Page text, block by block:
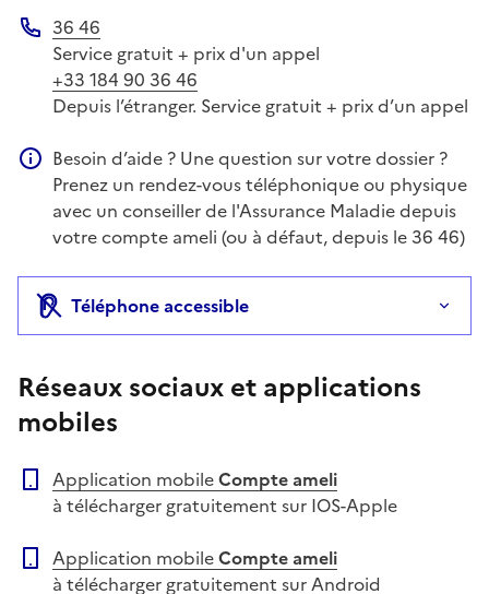
Téléphone
36 46
Service gratuit + prix d'un appel
+33 184 90 36 46
Depuis l’étranger. Service gratuit + prix d’un appel
Information complémentaire
Besoin d’aide ? Une question sur votre dossier ?
Prenez un rendez-vous téléphonique ou physique
avec un conseiller de l'Assurance Maladie depuis
votre compte ameli (ou à défaut, depuis le 36 46)
Téléphone accessible
Réseaux sociaux et applications
mobiles
Application mobileCompte ameli
à télécharger gratuitement sur IOS-Apple
Application mobileCompte ameli
à télécharger gratuitement sur Android